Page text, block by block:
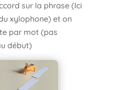
sur la phrase (Ici
xylophone) et on
par mot (pas
début)